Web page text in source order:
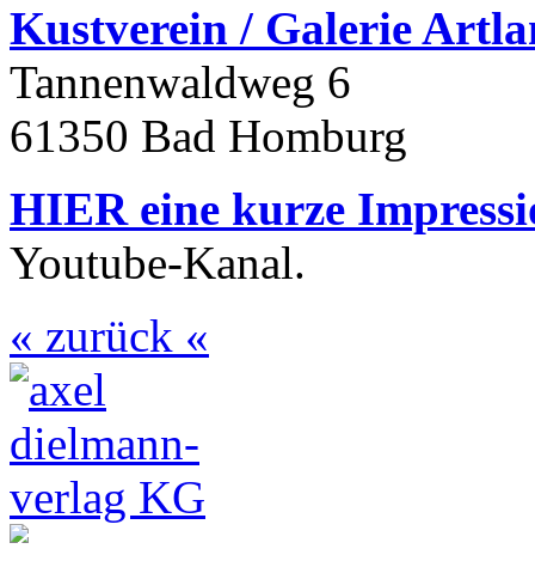
Kustverein / Galerie
Tannenwaldweg 6
61350 Bad Homburg
HIER eine kurze
Youtube-Kanal.
« zurück «